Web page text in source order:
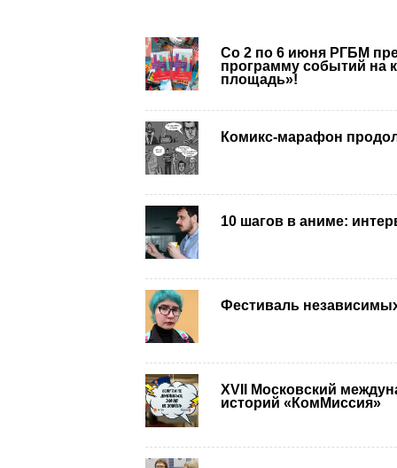
Со 2 по 6 июня РГБМ
программу событий на
площадь»!
Комикс-марафон
10 шагов в аниме:
Фестиваль
XVII Московский
историй «КомМиссия»